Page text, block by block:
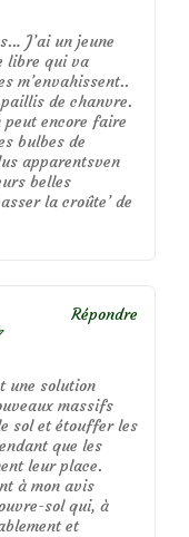
J’ai un jeune
libre qui va
m’envahissent..
paillis de chanvre.
peut encore faire
bulbes de
apparentsven
belles
la croûte’ de
une solution
massifs
sol et étouffer les
que les
leur place.
à mon avis
sol qui, à
et
Répondre